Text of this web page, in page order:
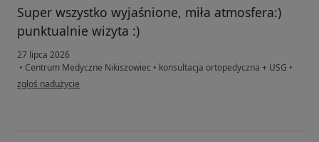
Super wszystko wyjaśnione, miła atmosfera:)
punktualnie wizyta :)
27 lipca 2026
• Centrum Medyczne Nikiszowiec • konsultacja ortopedyczna + USG •
w opinii użytkownika PJ
zgłoś nadużycie